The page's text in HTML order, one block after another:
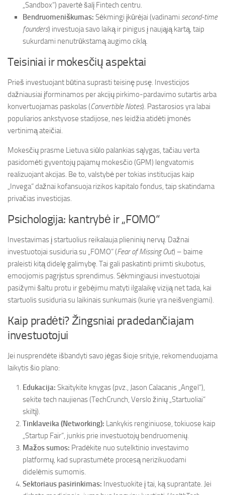
„Sandbox“) pavertė šalį Fintech centru.
Bendruomeniškumas: Sėkmingi įkūrėjai (vadinami second-time
founders) investuoja savo laiką ir pinigus į naująją kartą, taip
sukurdami nenutrūkstamą augimo ciklą.
Teisiniai ir mokesčių aspektai
Prieš investuojant būtina suprasti teisinę pusę. Investicijos
dažniausiai įforminamos per akcijų pirkimo-pardavimo sutartis arba
konvertuojamas paskolas (Convertible Notes). Pastarosios yra labai
populiarios ankstyvose stadijose, nes leidžia atidėti įmonės
vertinimą ateičiai.
Mokesčių prasme Lietuva siūlo palankias sąlygas, tačiau verta
pasidomėti gyventojų pajamų mokesčio (GPM) lengvatomis
realizuojant akcijas. Be to, valstybė per tokias institucijas kaip
„Invega“ dažnai kofansuoja rizikos kapitalo fondus, taip skatindama
privačias investicijas.
Psichologija: kantrybė ir „FOMO“
Investavimas į startuolius reikalauja plieninių nervų. Dažnai
investuotojai susiduria su „FOMO“ (Fear of Missing Out) – baime
praleisti kitą didelę galimybę. Tai gali paskatinti priimti skubotus,
emocijomis pagrįstus sprendimus. Sėkmingiausi investuotojai
pasižymi šaltu protu ir gebėjimu matyti ilgalaikę viziją net tada, kai
startuolis susiduria su laikinais sunkumais (kurie yra neišvengiami).
Kaip pradėti? Žingsniai pradedančiajam
investuotojui
Jei nusprendėte išbandyti savo jėgas šioje srityje, rekomenduojama
laikytis šio plano:
Edukacija: Skaitykite knygas (pvz., Jason Calacanis „Angel“),
sekite tech naujienas (TechCrunch, Verslo žinių „Startuoliai“
skiltį).
Tinklaveika (Networking): Lankykis renginiuose, tokiuose kaip
„Startup Fair“, junkis prie investuotojų bendruomenių.
Mažos sumos: Pradėkite nuo sutelktinio investavimo
platformų, kad suprastumėte procesą nerizikuodami
didelėmis sumomis.
Sektoriaus pasirinkimas: Investuokite į tai, ką suprantate. Jei